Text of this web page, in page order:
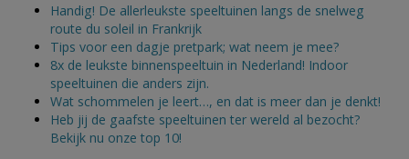
Handig! De allerleukste speeltuinen langs de snelweg
route du soleil in Frankrijk
Tips voor een dagje pretpark; wat neem je mee?
8x de leukste binnenspeeltuin in Nederland! Indoor
speeltuinen die anders zijn.
Wat schommelen je leert…, en dat is meer dan je denkt!
Heb jij de gaafste speeltuinen ter wereld al bezocht?
Bekijk nu onze top 10!